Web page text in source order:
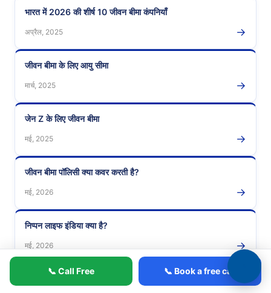
भारत में 2026 की शीर्ष 10 जीवन बीमा कंपनियाँ
अप्रैल, 2025 →
जीवन बीमा के लिए आयु सीमा
मार्च, 2025 →
जेन Z के लिए जीवन बीमा
मई, 2025 →
जीवन बीमा पॉलिसी क्या कवर करती है?
मई, 2026 →
निप्पन लाइफ इंडिया क्या है?
मई, 2026 →
लाइफ इंश्योरेंस लेख
📞 Call Free 📞 Book a free call